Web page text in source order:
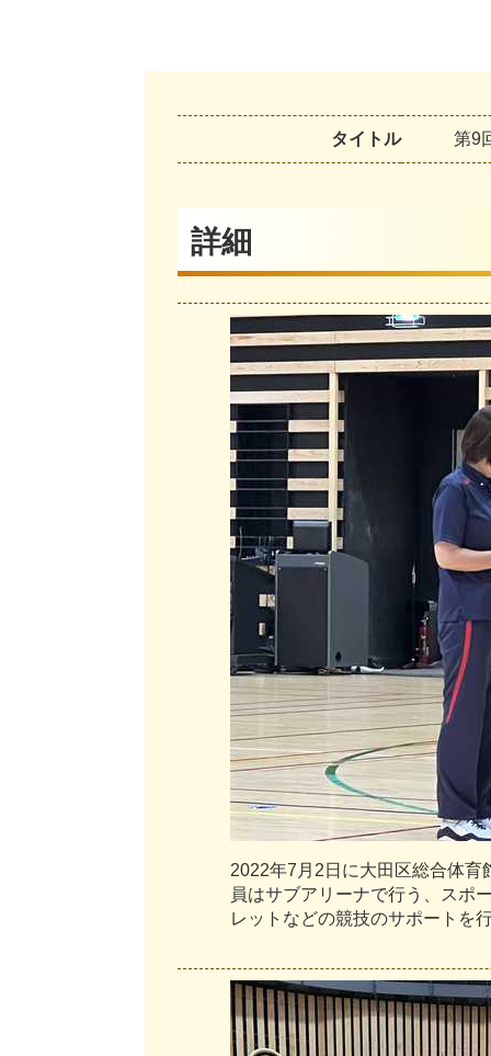
タイトル 第9
詳細
2022年7 月 2 日 に大田 区総合体育
員はサブア リ ーナで行う スポ
レ ッ ト などの競技のサポー ト を